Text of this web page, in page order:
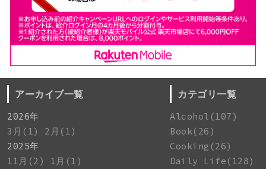
アーカイブ一覧
2026年
3月(1)
2月(1)
2025年
11月(2)
1月(1)
カテゴリ一覧
Alcohol(107)
Book(26)
Cooking(26)
Daily Life(128)